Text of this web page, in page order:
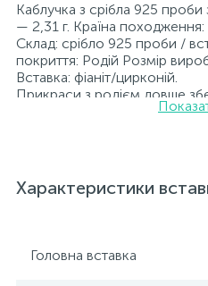
Каблучка з срібла 925 проби
— 2,31 г. Країна походження:
Склад: срібло 925 проби /
покриття: Родій Розмір
Вставка: фіаніт/цирконій.
Прикраси з родієм довше
вигляд, а саме колір і блиск
зазначено відповідну пробу.
прикраси додається бирка із
кольорів екраном
Характеристики
Головна вставка